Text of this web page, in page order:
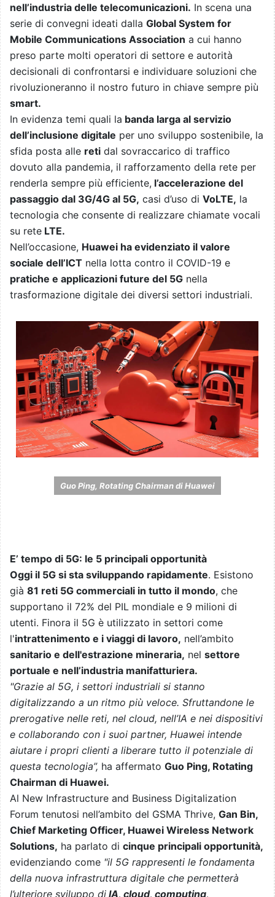
nell’industria delle telecomunicazioni. In scena una
serie di convegni ideati dalla Global System for
Mobile Communications Association a cui hanno
preso parte molti operatori di settore e autorità
decisionali di confrontarsi e individuare soluzioni che
rivoluzioneranno il nostro futuro in chiave sempre più
smart.
In evidenza temi quali la banda larga al servizio
dell’inclusione digitale per uno sviluppo sostenibile, la
sfida posta alle reti dal sovraccarico di traffico
dovuto alla pandemia, il rafforzamento della rete per
renderla sempre più efficiente, l’accelerazione del
passaggio dal 3G/4G al 5G, casi d’uso di VoLTE, la
tecnologia che consente di realizzare chiamate vocali
su rete LTE.
Nell’occasione, Huawei ha evidenziato il valore
sociale dell’ICT nella lotta contro il COVID-19 e
pratiche e applicazioni future del 5G nella
trasformazione digitale dei diversi settori industriali.
Guo Ping, Rotating Chairman di Huawei
E’ tempo di 5G: le 5 principali opportunità
Oggi il 5G si sta sviluppando rapidamente. Esistono
già 81 reti 5G commerciali in tutto il mondo, che
supportano il 72% del PIL mondiale e 9 milioni di
utenti. Finora il 5G è utilizzato in settori come
l'intrattenimento e i viaggi di lavoro, nell’ambito
sanitario e dell'estrazione mineraria, nel settore
portuale e nell’industria manifatturiera.
"Grazie al 5G, i settori industriali si stanno
digitalizzando a un ritmo più veloce. Sfruttandone le
prerogative nelle reti, nel cloud, nell’IA e nei dispositivi
e collaborando con i suoi partner, Huawei intende
aiutare i propri clienti a liberare tutto il potenziale di
questa tecnologia”, ha affermato Guo Ping, Rotating
Chairman di Huawei.
Al New Infrastructure and Business Digitalization
Forum tenutosi nell’ambito del GSMA Thrive, Gan Bin,
Chief Marketing Officer, Huawei Wireless Network
Solutions, ha parlato di cinque principali opportunità,
evidenziando come "il 5G rappresenti le fondamenta
della nuova infrastruttura digitale che permetterà
l’ulteriore sviluppo di IA, cloud, computing,